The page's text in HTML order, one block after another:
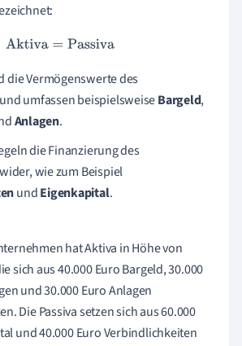
Aktiva=Passiva
die Vermögenswerte des
umfassen beispielsweiseBargeld,
Anlagen.
die Finanzierung des
wie zum Beispiel
undEigenkapital.
hat Aktiva in Höhe von
sich aus 40.000 Euro Bargeld, 30.000
und 30.000 Euro Anlagen
Die Passiva setzen sich aus 60.000
und 40.000 Euro Verbindlichkeiten